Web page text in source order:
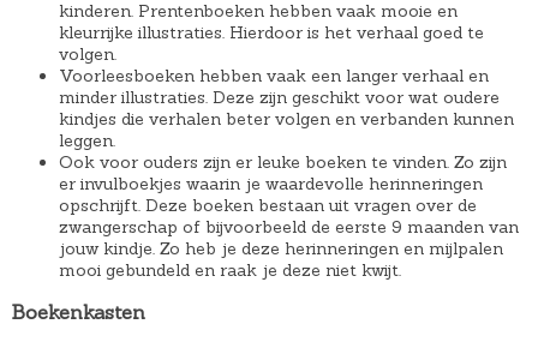
kinderen. Prentenboeken hebben vaak mooie en
kleurrijke illustraties. Hierdoor is het verhaal goed te
volgen.
Voorleesboeken hebben vaak een langer verhaal en
minder illustraties. Deze zijn geschikt voor wat oudere
kindjes die verhalen beter volgen en verbanden kunnen
leggen.
Ook voor ouders zijn er leuke boeken te vinden. Zo zijn
er invulboekjes waarin je waardevolle herinneringen
opschrijft. Deze boeken bestaan uit vragen over de
zwangerschap of bijvoorbeeld de eerste 9 maanden van
jouw kindje. Zo heb je deze herinneringen en mijlpalen
mooi gebundeld en raak je deze niet kwijt.
Boekenkasten